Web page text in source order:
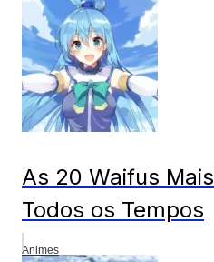
As 20 Waifus
Todos os Tempos
Animes